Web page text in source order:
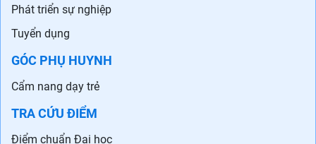
Phát triển sự nghiệp
Tuyển dụng
GÓC PHỤ HUYNH
Cẩm nang dạy trẻ
TRA CỨU ĐIỂM
Điểm chuẩn Đại học